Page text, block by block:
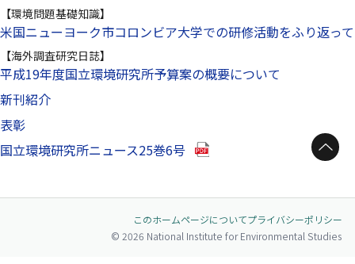
【環境問題基礎知識】
米国ニューヨーク市コロンビア大学での研修活動をふり返って
【海外調査研究日誌】
平成19年度国立環境研究所予算案の概要について
新刊紹介
表彰
国立環境研究所ニュース25巻6号（別ウインドウで開きます）
ページトップへ
このホームページについてプライバシーポリシー
© 2026 National Institute for Environmental Studies